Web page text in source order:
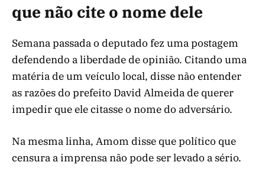
que não cite o nome dele
Semana passada o deputado fez uma postagem
defendendo a liberdade de opinião. Citando uma
matéria de um veículo local, disse não entender
as razões do prefeito David Almeida de querer
impedir que ele citasse o nome do adversário.
Na mesma linha, Amom disse que político que
censura a imprensa não pode ser levado a sério.